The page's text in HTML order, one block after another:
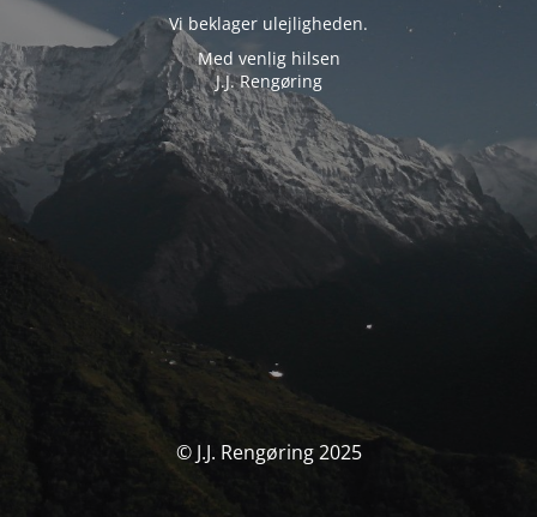
Vi beklager ulejligheden.
Med venlig hilsen
J.J. Rengøring
© J.J. Rengøring 2025